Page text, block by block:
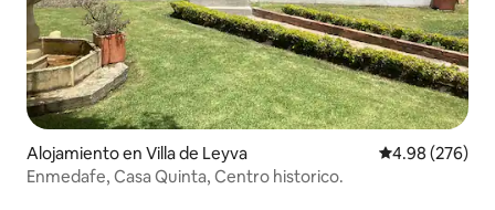
Alojamiento en Villa de Leyva Calificación
4.98 (276)
Enmedafe, Casa Quinta, Centro historico.